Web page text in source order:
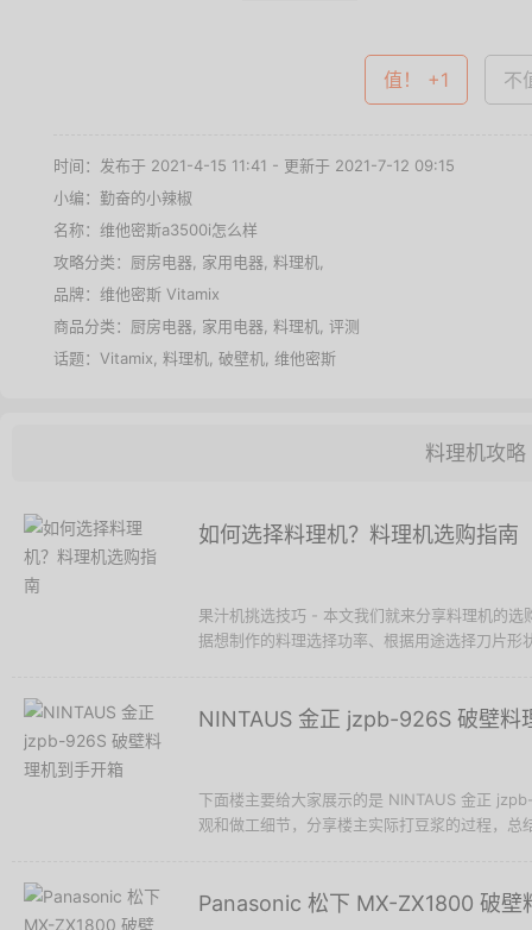
值！ +1 不
时间：发布于 2021-4-15 11:41 - 更新于 2021-7-12 09:15
小编：勤奋的小辣椒
名称： 维他密斯a3500i怎么样
攻略分类： 厨房电器 家用电器 料理机
品牌： 维他密斯 Vitamix
商品分类： 厨房电器 家用电器 料理机 评测
话题： Vitamix 料理机 破壁机 维他密斯
料理机攻略
如何选择料理机？料理机选购指南
果汁机挑选技巧 - 本文我们就来分享料理机的
据想制作的料理选择功率、根据用途选择刀片
NINTAUS 金正 jzpb-926S 破壁料
下面楼主要给大家展示的是 NINTAUS 金正
观和做工细节，分享楼主实际打豆浆的过程，总
Panasonic 松下 MX-ZX1800 破壁